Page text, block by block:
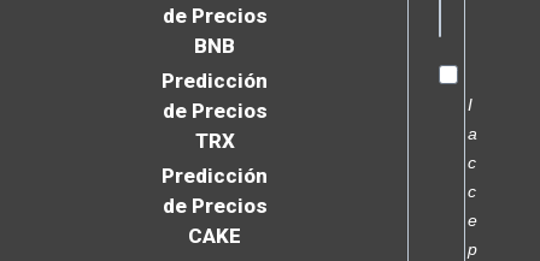
de Precios
BNB
Predicción
de Precios
TRX
Predicción
de Precios
CAKE
I
a
c
c
e
p